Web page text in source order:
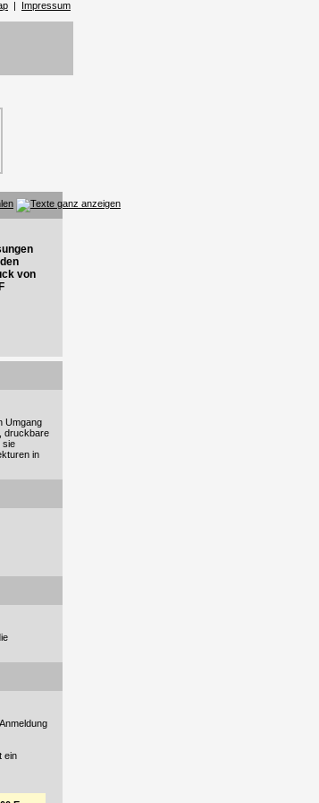
| Impressum
Umgang
druckbare
sie
in
ein